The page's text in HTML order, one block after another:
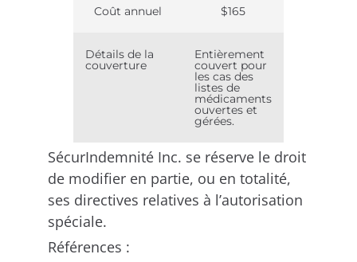
Coût annuel $165
Détails de la
couverture
Entièrement
couvert pour
les cas des
listes de
médicaments
ouvertes et
gérées.
SécurIndemnité Inc. se réserve le droit
de modifier en partie, ou en totalité,
ses directives relatives à l’autorisation
spéciale.
Références :